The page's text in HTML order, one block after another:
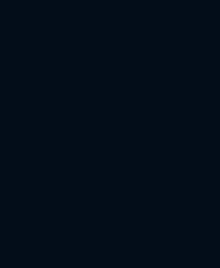
af snavsede filterpatroner i